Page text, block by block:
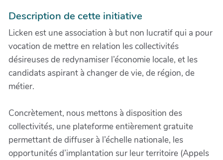
Description de cette initiative
Licken est une association à but non lucratif qui a pour
vocation de mettre en relation les collectivités
désireuses de redynamiser l’économie locale, et les
candidats aspirant à changer de vie, de région, de
métier.
Concrètement, nous mettons à disposition des
collectivités, une plateforme entièrement gratuite
permettant de diffuser à l’échelle nationale, les
opportunités d’implantation sur leur territoire (Appels